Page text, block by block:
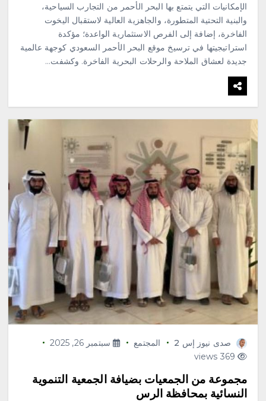
الإمكانيات التي يتمتع بها البحر الأحمر من التجارب السياحية،
والبنية التحتية المتطورة، والجاهزية العالية لاستقبال اليخوت
الفاخرة، إضافة إلى الفرص الاستثمارية الواعدة؛ مؤكدة
استراتيجيتها في ترسيخ موقع البحر الأحمر السعودي كوجهة عالمية
جديدة لعشاق الملاحة والرحلات البحرية الفاخرة. وكشفت…
صدى نيوز إس 2 المجتمع
سبتمبر 26, 2025
369 views
‏مجموعة من الجمعيات بضيافة الجمعية التنموية
النسائية بمحافظة الرس